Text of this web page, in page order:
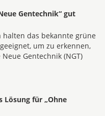
Gentechnik“ gut
das bekannte grüne
um zu erkennen,
Gentechnik (NGT)
Lösung für „Ohne